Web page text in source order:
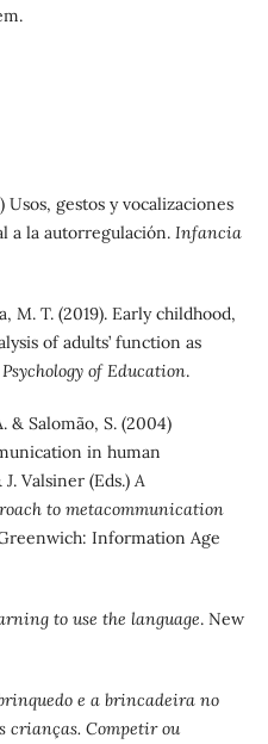
Usos, gestos y vocalizaciones
a la autorregulación. Infancia
M. T. (2019). Early childhood,
of adults’ function as
of Education.
& Salomão, S. (2004)
in human
Valsiner (Eds.) A
to metacommunication
Information Age
to use the language. New
e a brincadeira no
crianças. Competir ou